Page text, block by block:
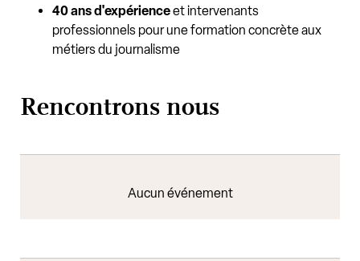
40 ans d'expérienceet intervenants
professionnels pour une formation concrète aux
métiers du journalisme
Rencontrons nous
Aucun événement